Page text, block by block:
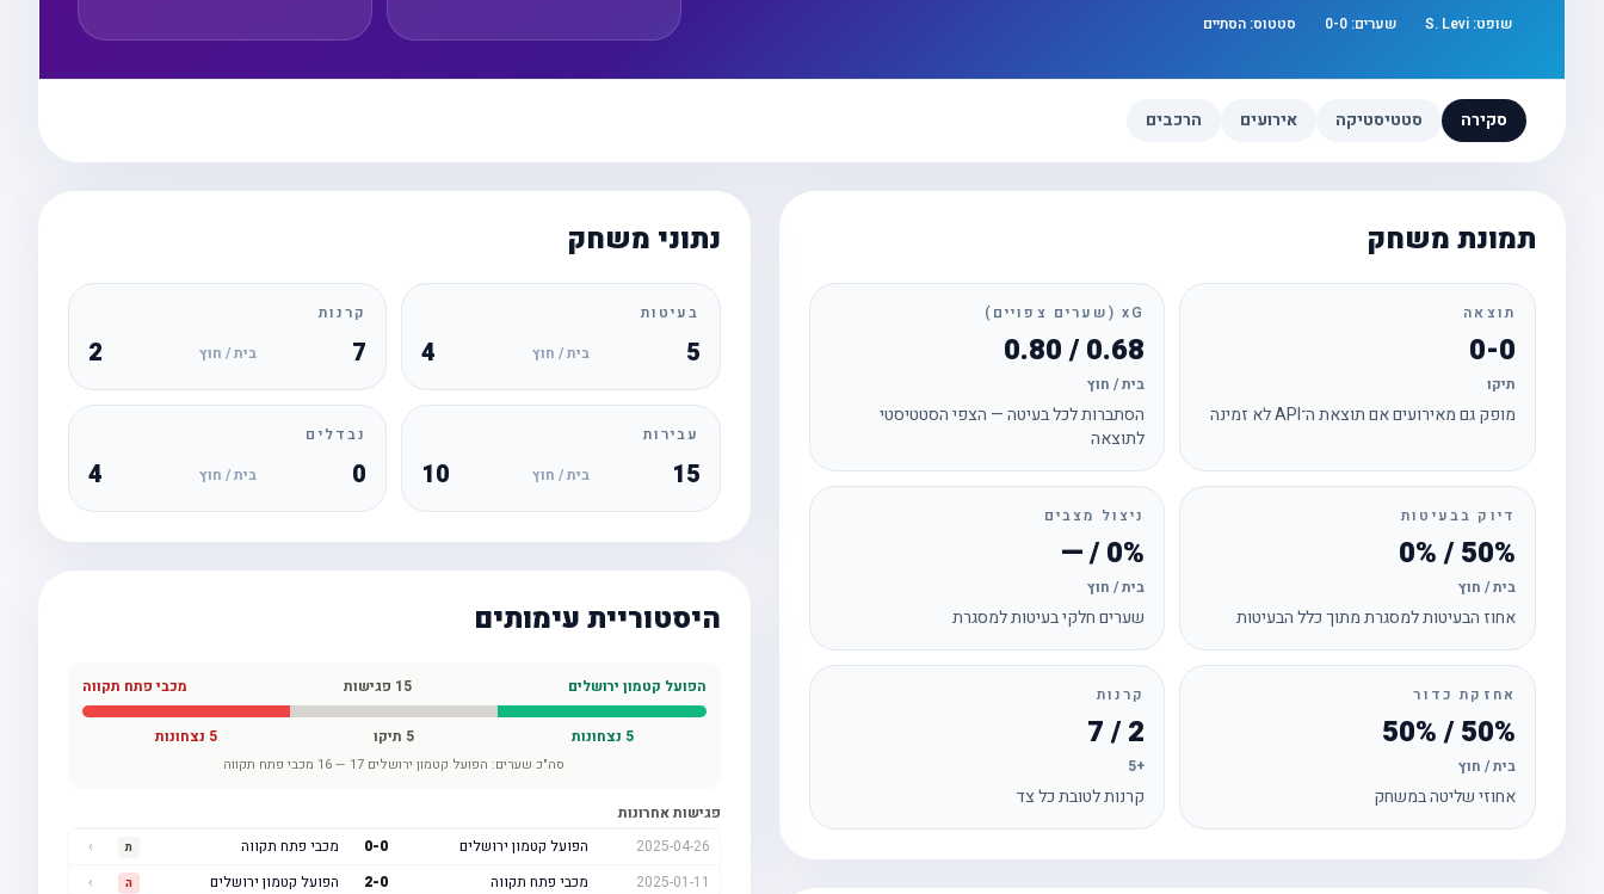
שופט: S. Levi שערים: 0-0 סטטוס: הסתיים
סקירה סטטיסטיקה אירועים הרכבים
תמונת משחק
תוצאה
0-0
תיקו
מופק גם מאירועים אם תוצאת ה־API לא זמינה
xG (שערים צפויים)
0.68 / 0.80
בית / חוץ
הסתברות לכל בעיטה — הצפי הסטטיסטי
לתוצאה
דיוק בבעיטות
50% / 0%
בית / חוץ
אחוז הבעיטות למסגרת מתוך כלל הבעיטות
ניצול מצבים
0% / —
בית / חוץ
שערים חלקי בעיטות למסגרת
אחזקת כדור
50% / 50%
בית / חוץ
אחוזי שליטה במשחק
קרנות
2 / 7
+5
קרנות לטובת כל צד
נתוני משחק
בעיטות
5 בית / חוץ 4
קרנות
7 בית / חוץ 2
עבירות
15 בית / חוץ 10
נבדלים
0 בית / חוץ 4
היסטוריית עימותים
הפועל קטמון ירושלים 15 פגישות מכבי פתח תקווה
5 נצחונות 5 תיקו 5 נצחונות
סה"כ שערים: הפועל קטמון ירושלים 17
—
16 מכבי פתח תקווה
פגישות אחרונות
2025-04-26
הפועל קטמון ירושלים 0-0 מכבי פתח תקווה ת
›
2025-01-11
מכבי פתח תקווה 2-0 הפועל קטמון ירושלים ה
›